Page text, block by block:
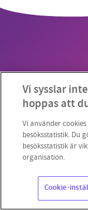
Copyright
starten
Stötta vårt
Vi sysslar
hoppas att
Vi använder
besöksstatistik. Du
besöksstatistik är
organisation.
Cookie-